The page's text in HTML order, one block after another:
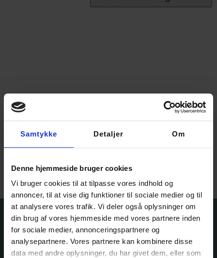
Samtykke Detaljer Om
Denne hjemmeside bruger cookies
Vi bruger cookies til at tilpasse vores indhold og
annoncer, til at vise dig funktioner til sociale medier og til
at analysere vores trafik. Vi deler også oplysninger om
din brug af vores hjemmeside med vores partnere inden
for sociale medier, annonceringspartnere og
analysepartnere. Vores partnere kan kombinere disse
data med andre oplysninger, du har givet dem, eller som
Aurinkokehrä
175,00kr.–210,00kr.
Vælg muligheder